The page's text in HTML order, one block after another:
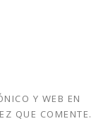
Y WEB EN
QUE COMENTE.